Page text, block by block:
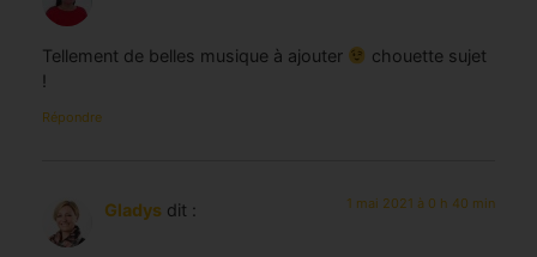
Tellement de belles musique à ajouter
chouette sujet
!
Répondre
Gladys dit : 1 mai 2021 à 0 h 40 min